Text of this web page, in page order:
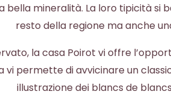
bella mineralità. La loro tipicità
resto della regione ma anche
la casa Poirot vi offre
vi permette di avvicinare un
illustrazione dei blancs de